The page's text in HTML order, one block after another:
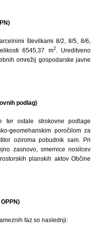
številkami 8/2, 8/5, 8/6,
6545,37 m2. Ureditveno
omrežij gospodarske javne
podlag)
ter ostale strokovne podlage
geomehanskim poročilom za
oziroma pobudnik sam. Pri
zasnovo, smernice nosilcev
planskih aktov Občine
faz so naslednji: